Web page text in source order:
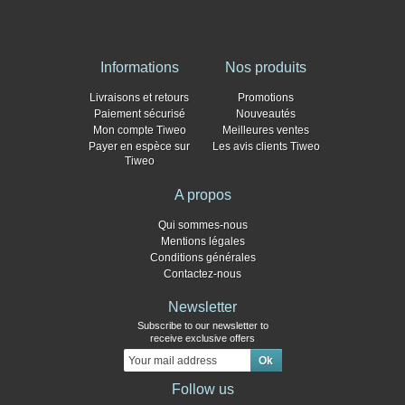
Informations
Livraisons et retours
Paiement sécurisé
Mon compte Tiweo
Payer en espèce sur
Tiweo
Nos produits
Promotions
Nouveautés
Meilleures ventes
Les avis clients Tiweo
A propos
Qui sommes-nous
Mentions légales
Conditions générales
Contactez-nous
Newsletter
Subscribe to our newsletter to
receive exclusive offers
Follow us